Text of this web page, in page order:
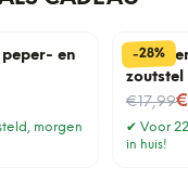
en
morgen
-28%
zoutstel
€17,99
Nu voor
✔ Voor
in huis!